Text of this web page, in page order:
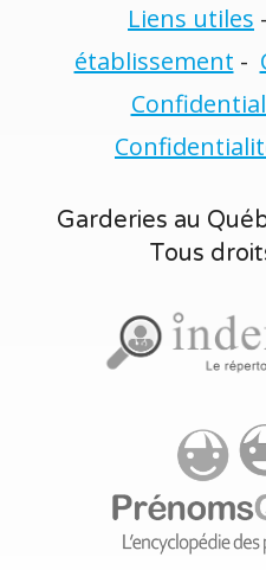
Liens utiles -
établissement -
Garderies au
Tous